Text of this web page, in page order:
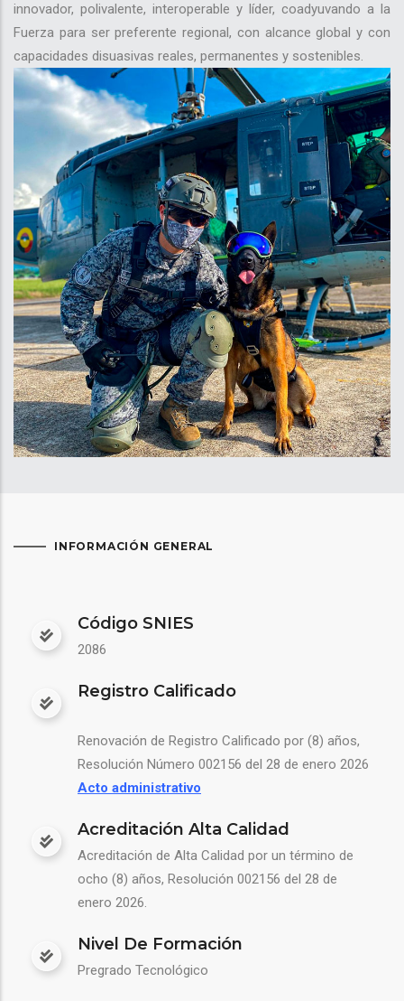
innovador, polivalente, interoperable y líder, coadyuvando a la
Fuerza para ser preferente regional, con alcance global y con
capacidades disuasivas reales, permanentes y sostenibles.
INFORMACIÓN GENERAL
Código SNIES
2086
Registro Calificado
Renovación de Registro Calificado por (8) años,
Resolución Número 002156 del 28 de enero 2026
Acto administrativo
Acreditación Alta Calidad
Acreditación de Alta Calidad por un término de
ocho (8) años, Resolución 002156 del 28 de
enero 2026.
Nivel De Formación
Pregrado Tecnológico